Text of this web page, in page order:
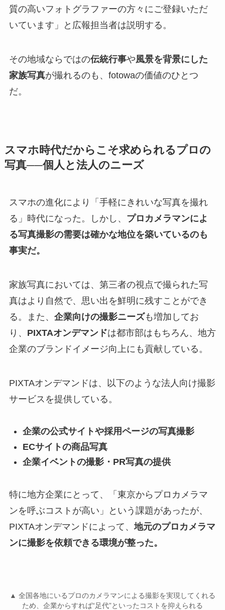
質の高いフォトグラファーの方々にご登録いただ
いています」と広報担当者は説明する。
その地域ならではの伝統行事や風景を背景にした
家族写真が撮れるのも、fotowaの価値のひとつ
だ。
スマホ時代だからこそ求められるプロの
写真──個人と法人のニーズ
スマホの進化により「手軽にきれいな写真を撮れ
る」時代になった。しかし、 プロカメラマンによ
る写真撮影の需要は確かな地位を築いているのも
事実だ。
家族写真においては、第三者の視点で撮られた写
真はより自然で、思い出を鮮明に残すことができ
る。また、 企業向けの撮影ニーズも増加してお
り、 PIXTAオンデマンドは都市部はもちろん、地方
企業のブランドイメージ向上にも貢献している。
PIXTAオンデマンドは、以下のような法人向け撮影
サービスを提供している。
企業の公式サイトや採用ページの写真撮影
ECサイトの商品写真
企業イベントの撮影・PR写真の提供
特に地方企業にとって、「東京からプロカメラマ
ンを呼ぶコストが高い」という課題があったが、
PIXTAオンデマンドによって、地元のプロカメラマ
ンに撮影を依頼できる環境が整った。
▲ 全国各地にいるプロのカメラマンによる撮影を実現してくれる
ため、企業からすれば“足代”といったコストを抑えられる